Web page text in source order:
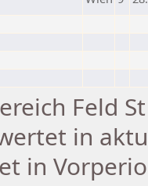
Feld
in
in